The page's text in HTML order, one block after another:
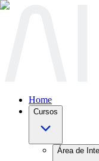
Home
Cursos
Área de